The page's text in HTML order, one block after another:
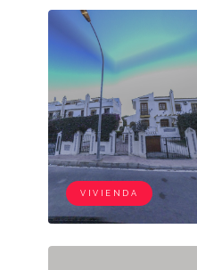
VIVIENDA